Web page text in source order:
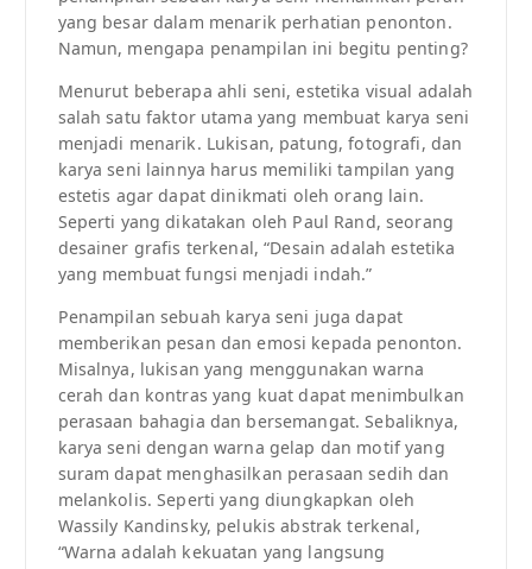
yang besar dalam menarik perhatian penonton.
Namun, mengapa penampilan ini begitu penting?
Menurut beberapa ahli seni, estetika visual adalah
salah satu faktor utama yang membuat karya seni
menjadi menarik. Lukisan, patung, fotografi, dan
karya seni lainnya harus memiliki tampilan yang
estetis agar dapat dinikmati oleh orang lain.
Seperti yang dikatakan oleh Paul Rand, seorang
desainer grafis terkenal, “Desain adalah estetika
yang membuat fungsi menjadi indah.”
Penampilan sebuah karya seni juga dapat
memberikan pesan dan emosi kepada penonton.
Misalnya, lukisan yang menggunakan warna
cerah dan kontras yang kuat dapat menimbulkan
perasaan bahagia dan bersemangat. Sebaliknya,
karya seni dengan warna gelap dan motif yang
suram dapat menghasilkan perasaan sedih dan
melankolis. Seperti yang diungkapkan oleh
Wassily Kandinsky, pelukis abstrak terkenal,
“Warna adalah kekuatan yang langsung